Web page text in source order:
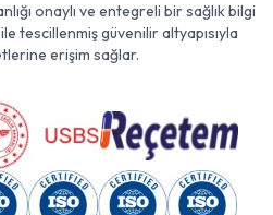
onaylı ve entegreli bir sağlık bilgi
tescillenmiş güvenilir altyapısıyla
erişim sağlar.